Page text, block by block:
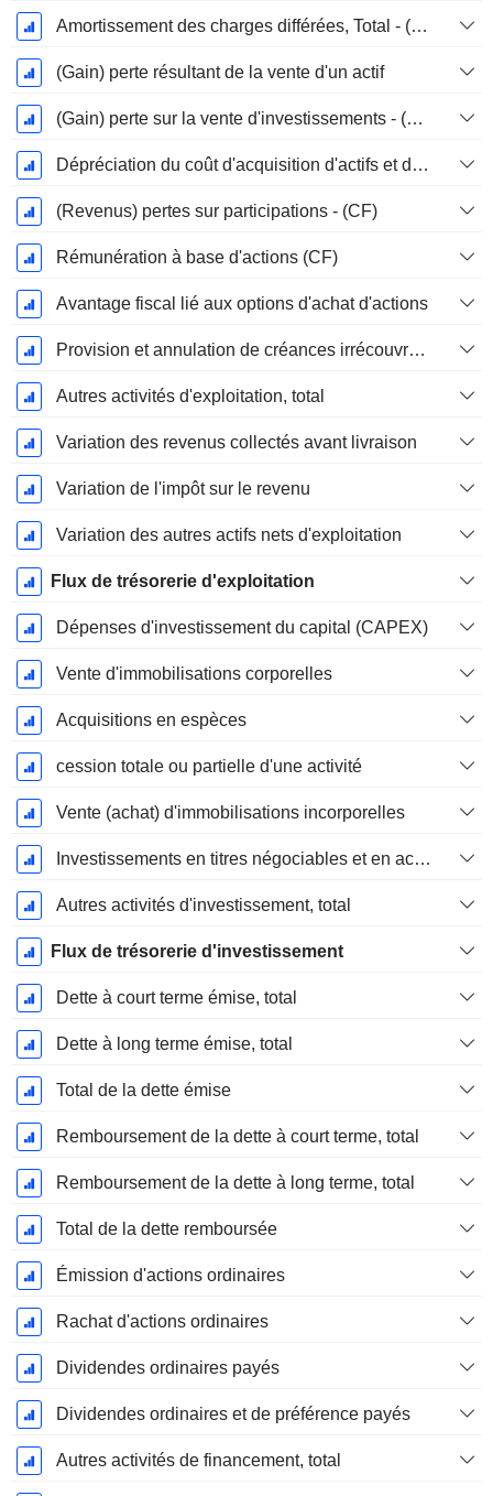
Amortissement des charges différées, Total - (CF)
(Gain) perte résultant de la vente d'un actif
(Gain) perte sur la vente d'investissements - (CF)
Dépréciation du coût d'acquisition d'actifs et dépenses de restructuration
(Revenus) pertes sur participations - (CF)
Rémunération à base d'actions (CF)
Avantage fiscal lié aux options d'achat d'actions
Provision et annulation de créances irrécouvrables
Autres activités d'exploitation, total
Variation des revenus collectés avant livraison
Variation de l'impôt sur le revenu
Variation des autres actifs nets d'exploitation
Flux de trésorerie d'exploitation
Dépenses d'investissement du capital (CAPEX)
Vente d'immobilisations corporelles
Acquisitions en espèces
cession totale ou partielle d'une activité
Vente (achat) d'immobilisations incorporelles
Investissements en titres négociables et en actions, total
Autres activités d'investissement, total
Flux de trésorerie d'investissement
Dette à court terme émise, total
Dette à long terme émise, total
Total de la dette émise
Remboursement de la dette à court terme, total
Remboursement de la dette à long terme, total
Total de la dette remboursée
Émission d'actions ordinaires
Rachat d'actions ordinaires
Dividendes ordinaires payés
Dividendes ordinaires et de préférence payés
Autres activités de financement, total